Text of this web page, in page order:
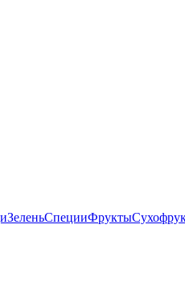
ЗеленьСпецииФрукты